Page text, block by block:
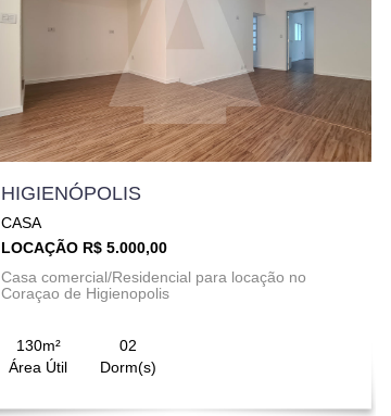
HIGIENÓPOLIS
CASA
LOCAÇÃO R$ 5.000,00
Casa comercial/Residencial para locação no
Coraçao de Higienopolis
130m²
Área Útil
02
Dorm(s)